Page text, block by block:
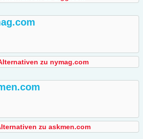
zu nymag.com
zu askmen.com